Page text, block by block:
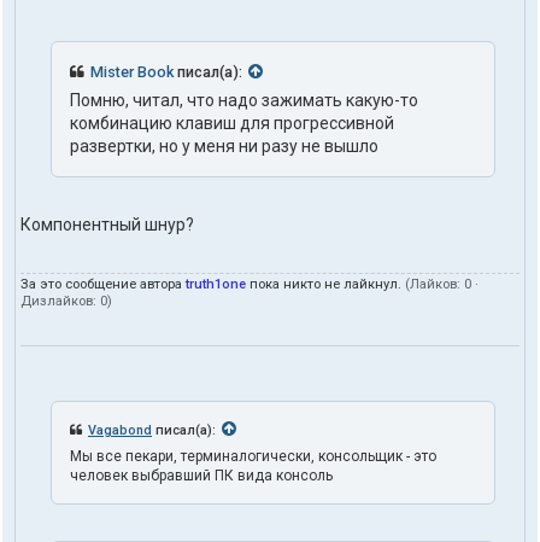
к
т
п
о
л
з
в
а
е
1
o
n
Mister Book писал(а):
Помню, читал, что надо зажимать какую-то
комбинацию клавиш для прогрессивной
развертки, но у меня ни разу не вышло
Компонентный шнур?
За это сообщение автораtruth1one пока никто не лайкнул. (Лайков: 0 ·
Дизлайков: 0)
Vagabond писал(а):
Мы все пекари, терминалогически, консольщик - это
человек выбравший ПК вида консоль